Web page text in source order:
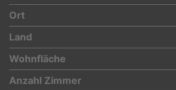
Ort
Land
Wohnfläche
Anzahl Zimmer